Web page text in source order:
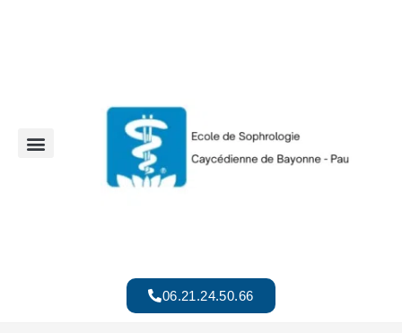
06.21.24.50.66